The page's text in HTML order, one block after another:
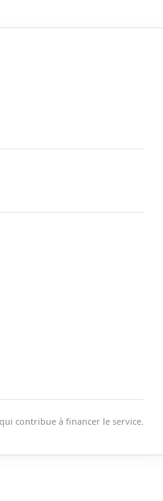
contribue à financer le service.